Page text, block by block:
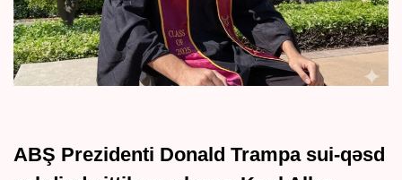
ABŞ Prezidenti Donald Trampa sui-qəsd